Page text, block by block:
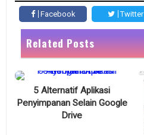
Facebook Twitter
Related Posts
5 Alternatif Aplikasi
Penyimpanan Selain Google
Drive